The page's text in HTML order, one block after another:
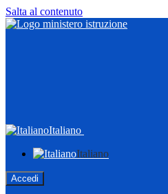
Salta al contenuto
Italiano
Italiano
Accedi